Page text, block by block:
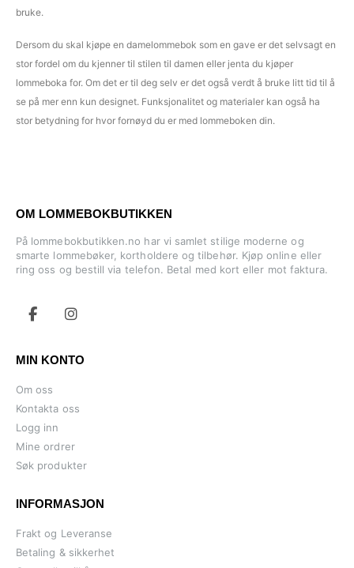
bruke.
Dersom du skal kjøpe en damelommebok som en gave er det selvsagt en
stor fordel om du kjenner til stilen til damen eller jenta du kjøper
lommeboka for. Om det er til deg selv er det også verdt å bruke litt tid til å
se på mer enn kun designet. Funksjonalitet og materialer kan også ha
stor betydning for hvor fornøyd du er med lommeboken din.
OM LOMMEBOKBUTIKKEN
På lommebokbutikken.no har vi samlet stilige moderne og
smarte lommebøker, kortholdere og tilbehør. Kjøp online eller
ring oss og bestill via telefon. Betal med kort eller mot faktura.
MIN KONTO
Om oss
Kontakta oss
Logg inn
Mine ordrer
Søk produkter
INFORMASJON
Frakt og Leveranse
Betaling & sikkerhet